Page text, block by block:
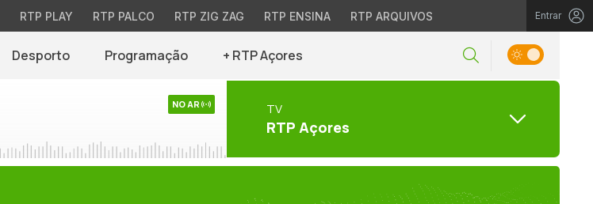
RTP PLAY RTP PALCO RTP ZIG ZAG RTP ENSINA RTP ARQUIVOS Entrar
Desporto Programação + RTP Açores
NO AR TV
RTP Açores